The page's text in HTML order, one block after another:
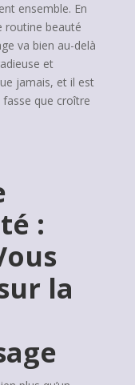
ensemble. En
routine beauté
va bien au-delà
et
jamais, et il est
que croître
:
la